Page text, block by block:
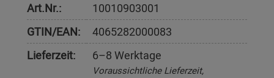
Art.Nr.:
10010903001
GTIN/EAN:
4065282000083
Lieferzeit:
6–8 Werktage
Voraussichtliche Lieferzeit,